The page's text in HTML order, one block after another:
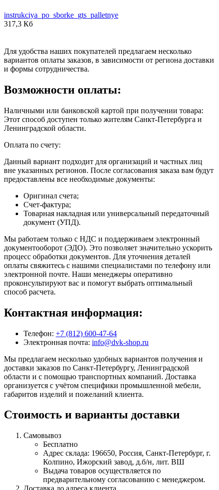
instrukciya_po_sborke_gts_palletnye
317,3 Кб
Для удобства наших покупателей предлагаем несколько
вариантов оплаты заказов, в зависимости от региона доставки
и формы сотрудничества.
Возможности оплаты:
Наличными или банковской картой при получении товара:
Этот способ доступен только жителям Санкт-Петербурга и
Ленинградской области.
Оплата по счету:
Данный вариант подходит для организаций и частных лиц
вне указанных регионов. После согласования заказа вам будут
предоставлены все необходимые документы:
Оригинал счета;
Счет-фактура;
Товарная накладная или универсальный передаточный
документ (УПД).
Мы работаем только с НДС и поддерживаем электронный
документооборот (ЭДО). Это позволяет значительно ускорить
процесс обработки документов. Для уточнения деталей
оплаты свяжитесь с нашими специалистами по телефону или
электронной почте. Наши менеджеры оперативно
проконсультируют вас и помогут выбрать оптимальный
способ расчета.
Контактная информация:
Телефон: +7 (812) 600-47-64
Электронная почта: info@dvk-shop.ru
Мы предлагаем несколько удобных вариантов получения и
доставки заказов по Санкт-Петербургу, Ленинградской
области и с помощью транспортных компаний. Доставка
организуется с учётом специфики промышленной мебели,
габаритов изделий и пожеланий клиента.
Стоимость и варианты доставки
Самовывоз
Бесплатно
Адрес склада: 196650, Россия, Санкт-Петербург, г.
Колпино, Ижорский завод, д.б/н, лит. ВШ
Выдача товаров осуществляется по
предварительному согласованию с менеджером.